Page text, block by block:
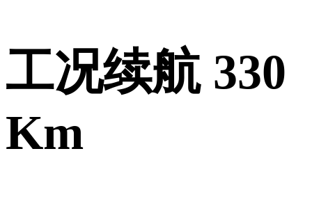
工况续航 330
Km